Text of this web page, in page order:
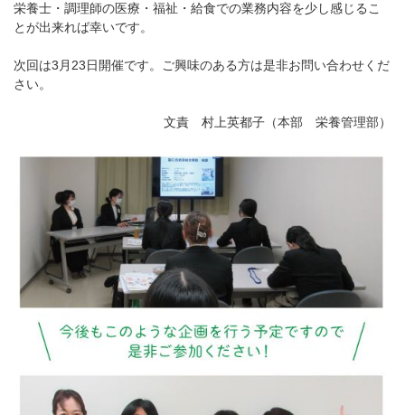
栄養士・調理師の医療・福祉・給食での業務内容を少し感じるこ
とが出来れば幸いです。
次回は3月23日開催です。ご興味のある方は是非お問い合わせくだ
さい。
文責 村上英都子（本部 栄養管理部）